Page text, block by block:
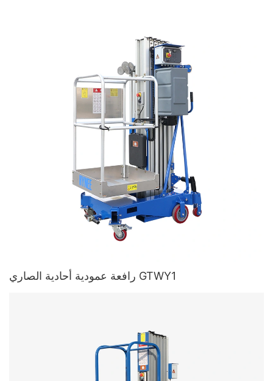
رافعة عمودية أحادية الصاري GTWY1